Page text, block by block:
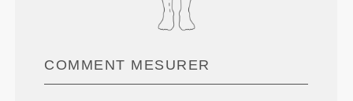
COMMENT MESURER